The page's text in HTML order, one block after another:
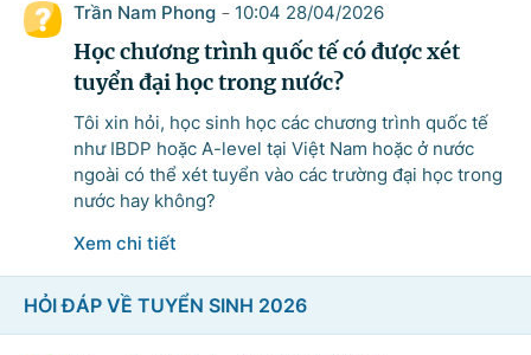
Tìm trong
Lĩnh vực
Bộ ngành
Trần Nam Phong - 10:04 28/04/2026
Học chương trình quốc tế có được xét
tuyển đại học trong nước?
Tôi xin hỏi, học sinh học các chương trình quốc tế
như IBDP hoặc A-level tại Việt Nam hoặc ở nước
ngoài có thể xét tuyển vào các trường đại học trong
nước hay không?
Xem chi tiết
HỎI ĐÁP VỀ TUYỂN SINH 2026